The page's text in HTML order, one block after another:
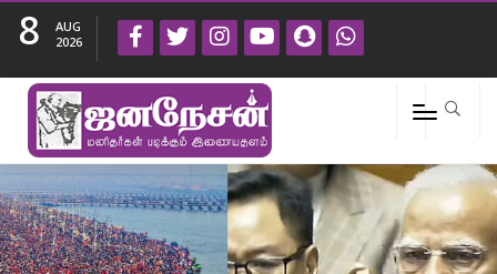
8
AUG
2026